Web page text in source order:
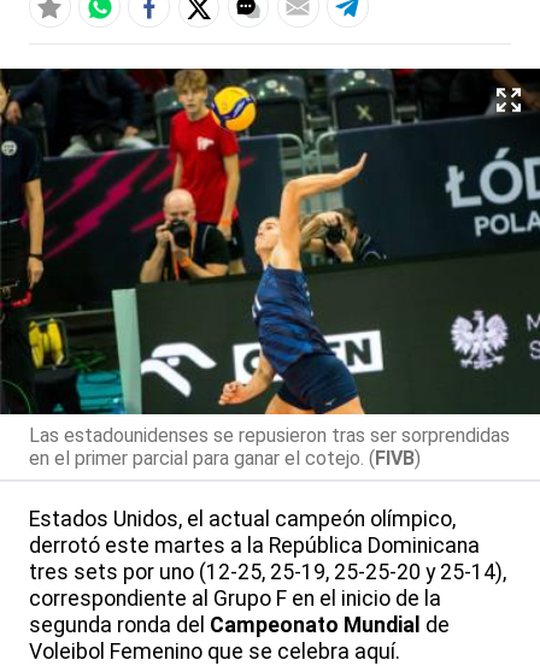
Las estadounidenses se repusieron tras ser sorprendidas
en el primer parcial para ganar el cotejo. (FIVB)
Estados Unidos, el actual campeón olímpico,
derrotó este martes a la República Dominicana
tres sets por uno (12-25, 25-19, 25-25-20 y 25-14),
correspondiente al Grupo F en el inicio de la
segunda ronda del Campeonato Mundial de
Voleibol Femenino que se celebra aquí.